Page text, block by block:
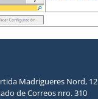
Madrigueres Nord, 12
de Correos nro. 310